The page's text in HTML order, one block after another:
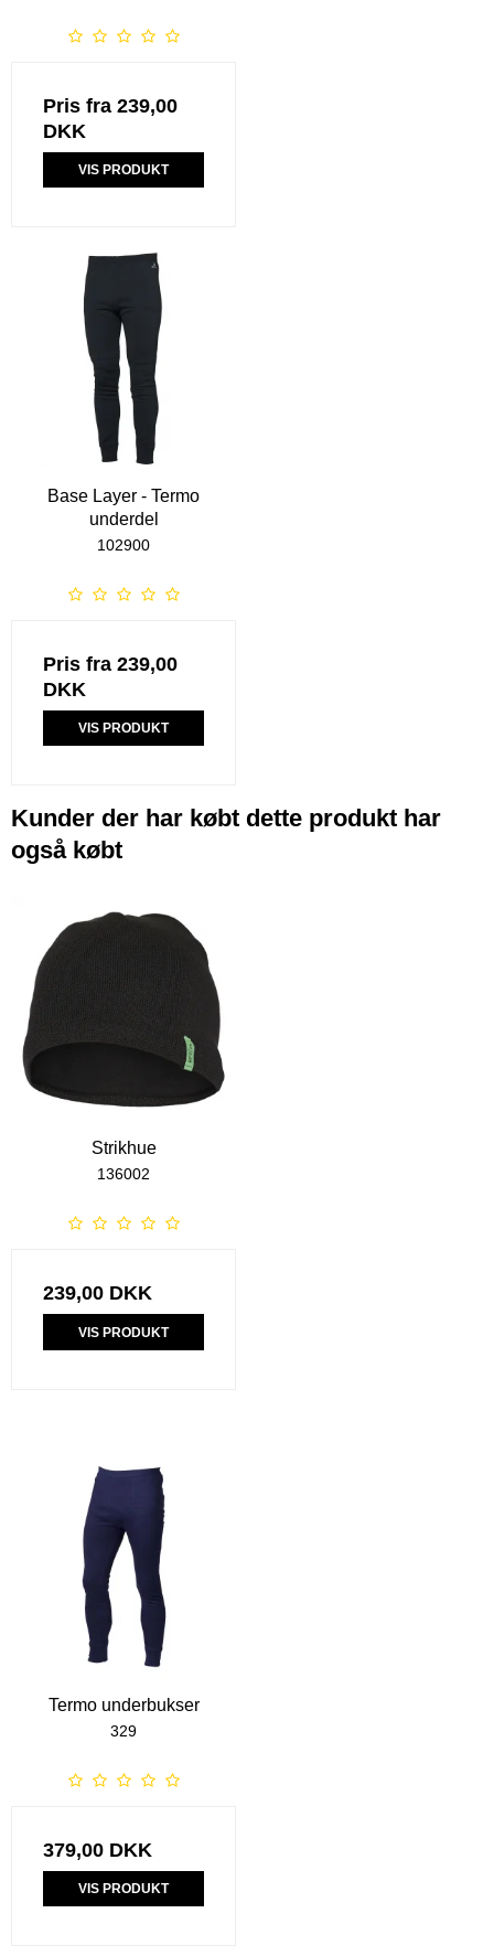
Pris fra 239,00
DKK
VIS PRODUKT
Base Layer - Termo
underdel
102900
Pris fra 239,00
DKK
VIS PRODUKT
Kunder der har købt dette produkt har
også købt
Strikhue
136002
239,00 DKK
VIS PRODUKT
Termo underbukser
329
379,00 DKK
VIS PRODUKT